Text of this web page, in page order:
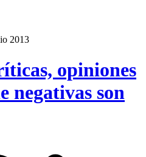
2013
opiniones
negativas son